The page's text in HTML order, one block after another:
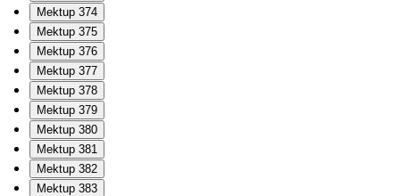
Mektup 374
Mektup 375
Mektup 376
Mektup 377
Mektup 378
Mektup 379
Mektup 380
Mektup 381
Mektup 382
Mektup 383